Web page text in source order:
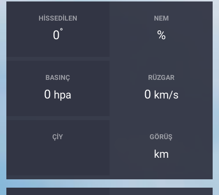
HISSEDILEN
0°
NEM
%
BASINÇ
0 hpa
RÜZGAR
0 km/s
ÇIY GÖRÜŞ
km